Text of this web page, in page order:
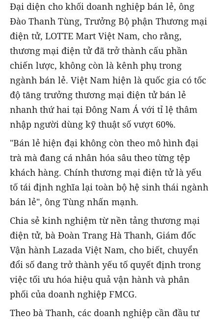
Đại diện cho khối doanh nghiệp bán lẻ, ông
Đào Thanh Tùng, Trưởng Bộ phận Thương mại
điện tử, LOTTE Mart Việt Nam, cho rằng,
thương mại điện tử đã trở thành cấu phần
chiến lược, không còn là kênh phụ trong
ngành bán lẻ. Việt Nam hiện là quốc gia có tốc
độ tăng trưởng thương mại điện tử bán lẻ
nhanh thứ hai tại Đông Nam Á với tỉ lệ thâm
nhập người dùng kỹ thuật số vượt 60%.
"Bán lẻ hiện đại không còn theo mô hình đại
trà mà đang cá nhân hóa sâu theo từng tệp
khách hàng. Chính thương mại điện tử là yếu
tố tái định nghĩa lại toàn bộ hệ sinh thái ngành
bán lẻ", ông Tùng nhấn mạnh.
Chia sẻ kinh nghiệm từ nền tảng thương mại
điện tử, bà Đoàn Trang Hà Thanh, Giám đốc
Vận hành Lazada Việt Nam, cho biết, chuyển
đổi số đang trở thành yếu tố quyết định trong
việc tối ưu hóa hiệu quả vận hành và phân
phối của doanh nghiệp FMCG.
Theo bà Thanh, các doanh nghiệp cần đầu tư